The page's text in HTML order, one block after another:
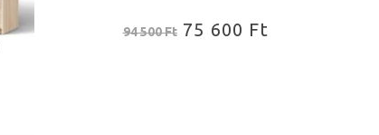
94 500Ft 75 600 Ft